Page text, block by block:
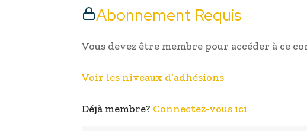
Abonnement Requis
Vous devez être membre pour accéder à ce
Voir les niveaux d’adhésions
Déjà membre? Connectez-vous ici